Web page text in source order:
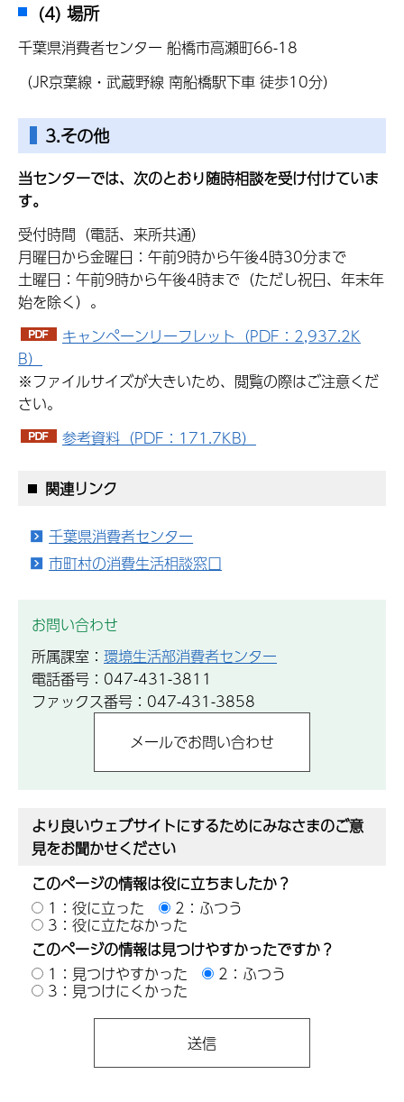
(4) 場所
千葉県消費者センター 船橋市高瀬町66-18
（JR京葉線・武蔵野線 南船橋駅下車 徒歩10分）
3.その他
当センターでは、次のとおり随時相談を受け付けていま
す。
受付時間（電話、来所共通）
月曜日から金曜日：午前9時から午後4時30分まで
土曜日：午前9時から午後4時まで（ただし祝日、年末年
始を除く）。
キャンペーンリーフレット（PDF：2,937.2K
B）
※ファイルサイズが大きいため、閲覧の際はご注意くだ
さい。
参考資料（PDF：171.7KB）
関連リンク
千葉県消費者センター
市町村の消費生活相談窓口
お問い合わせ
所属課室： 環境生活部消費者センター
電話番号：047-431-3811
ファックス番号：047-431-3858
より良いウェブサイトにするためにみなさまのご意
見をお聞かせください
このページの情報は役に立ちましたか？
1：役に立った
2：ふつう
3：役に立たなかった
このページの情報は見つけやすかったですか？
1：見つけやすかった
2：ふつう
3：見つけにくかった